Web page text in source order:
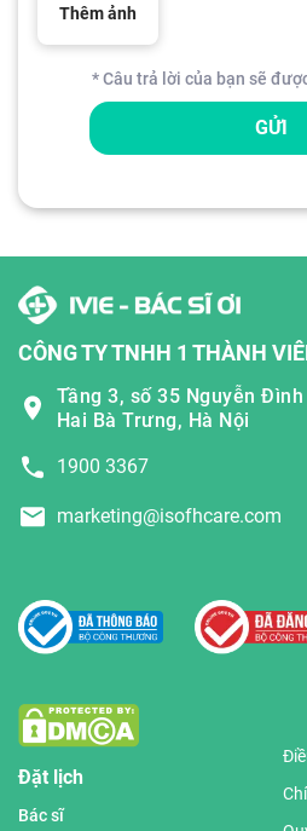
Thêm ảnh
* Câu trả lời của bạn sẽ
GỬI
CÔNG TY TNHH 1 THÀNH
Tầng 3, số 35 Nguyễn
Hai Bà Trưng, Hà Nội
1900 3367
marketing@isofhcare.com
Đặt lịch
Bác sĩ